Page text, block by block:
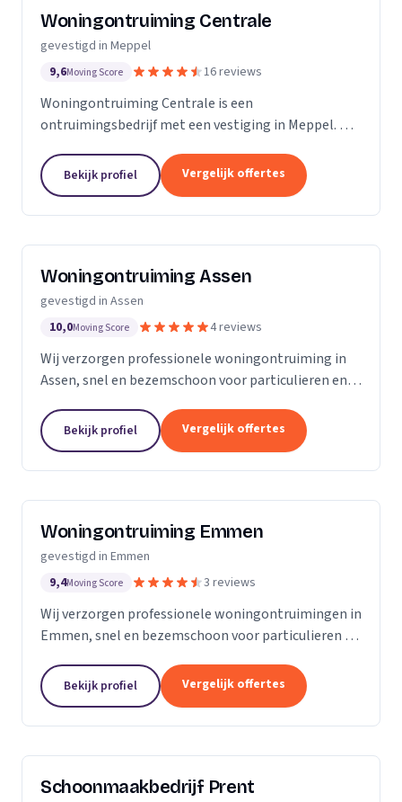
Woningontruiming Centrale
gevestigd in Meppel
9,6Moving Score 16 reviews
Woningontruiming Centrale is een
ontruimingsbedrijf met een vestiging in Meppel. Wij
staan wij op een 4,8.
Bekijk profiel Vergelijk offertes
Woningontruiming Assen
gevestigd in Assen
10,0Moving Score 4 reviews
Wij verzorgen professionele woningontruiming in
Assen, snel en bezemschoon voor particulieren en
Bekijk profiel Vergelijk offertes
Woningontruiming Emmen
gevestigd in Emmen
9,4Moving Score 3 reviews
Wij verzorgen professionele woningontruimingen in
Emmen, snel en bezemschoon voor particulieren en
Bekijk profiel Vergelijk offertes
Schoonmaakbedrijf Prent